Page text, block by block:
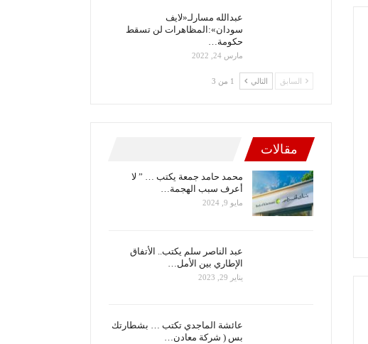
عبدالله مسارلـ«لايف
سودان»:المظاهرات لن تسقط
حكومة…
مارس 24, 2022
السابق التالي 1 من 3
مقالات
محمد حامد جمعة يكتب … ” لا
أعرف سبب الهجمة…
مايو 9, 2024
عبد الناصر سلم يكتب.. الأتفاق
الإطاري بين الأمل…
يناير 29, 2023
عائشة الماجدي تكتب … بشطارتك
بس ( شركة معادن…